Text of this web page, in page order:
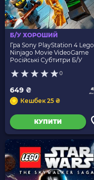
Б/У ХОРОШИЙ
Гра Sony PlayStation 4 Lego
Ninjago Movie VideoGame
Російські Субтитри Б/У
0
649 ₴
Кешбек 25 ₴
КУПИТИ